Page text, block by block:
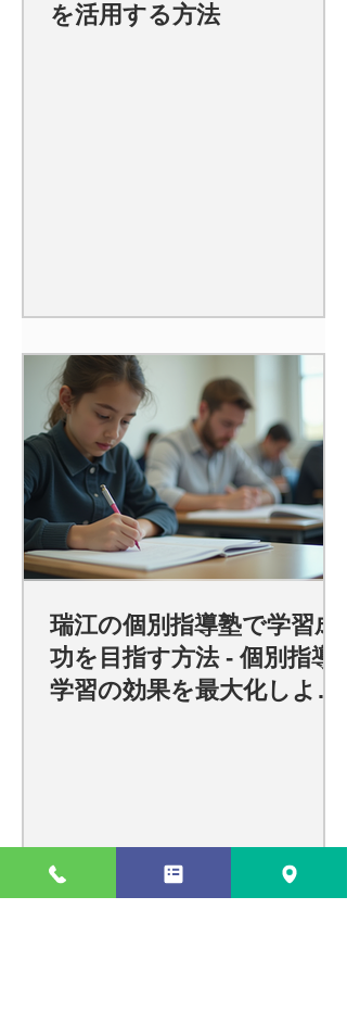
を活用する方法
瑞江の個別指導塾で学習成
功を目指す方法 - 個別指導
学習の効果を最大化しよ